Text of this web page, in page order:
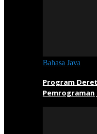
Bahasa Java
Program
Pemrograman